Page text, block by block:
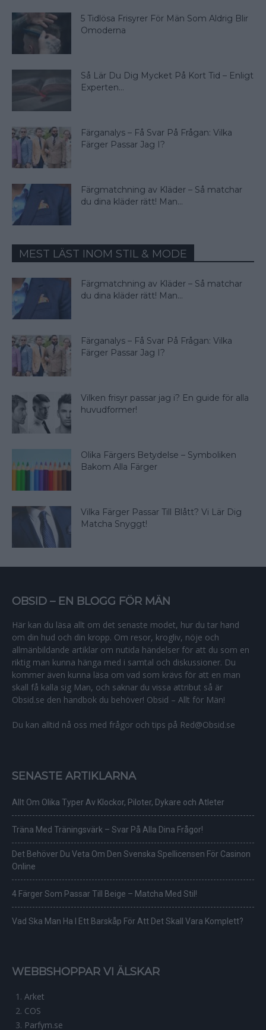
5 Tidlösa Frisyrer För Män Som Aldrig Blir
Omoderna
Så Lär Du Dig Mycket På Kort Tid – Enligt
Experten...
Färganalys – Få Svar På Frågan: Vilka
Färger Passar Jag I?
Färgmatchning av Kläder – Så matchar
du dina kläder rätt! Man...
MEST LÄST INOM STIL & MODE
Färgmatchning av Kläder – Så matchar
du dina kläder rätt! Man...
Färganalys – Få Svar På Frågan: Vilka
Färger Passar Jag I?
Vilken frisyr passar jag i? En guide för alla
huvudformer!
Olika Färgers Betydelse – Symboliken
Bakom Alla Färger
Vilka Färger Passar Till Blått? Vi Lär Dig
Matcha Snyggt!
OBSID – EN BLOGG FÖR MÄN
Här kan du läsa allt om det senaste modet, hur du tar hand
om din hud och din kropp. Om resor, krogliv, nöje och
allmänbildande artiklar om nutida händelser för att du som en
riktig man kunna hänga med i samtal och diskussioner. Du
kommer även kunna läsa om vad som krävs för att en man
skall få kalla sig Man, och saknar du vissa attribut så är
Obsid.se den handbok du behöver! Obsid – Allt för Män!
Du kan alltid nå oss med frågor och tips på Red@Obsid.se
SENASTE ARTIKLARNA
Allt Om Olika Typer Av Klockor, Piloter, Dykare och Atleter
Träna Med Träningsvärk – Svar På Alla Dina Frågor!
Det Behöver Du Veta Om Den Svenska Spellicensen För Casinon
Online
4 Färger Som Passar Till Beige – Matcha Med Stil!
Vad Ska Man Ha I Ett Barskåp För Att Det Skall Vara Komplett?
WEBBSHOPPAR VI ÄLSKAR
Arket
COS
Parfym.se